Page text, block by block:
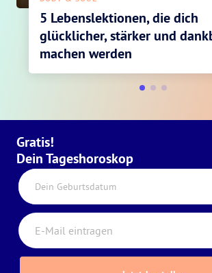
5 Lebenslektionen, die dich
glücklicher, stärker und
machen werden
Gratis!
Dein Tageshoroskop
Dein Geburtsdatum